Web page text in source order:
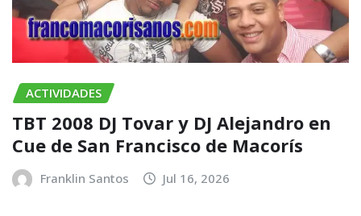
ACTIVIDADES
TBT 2008 DJ Tovar y DJ Alejandro en
Cue de San Francisco de Macorís
Franklin Santos Jul 16, 2026